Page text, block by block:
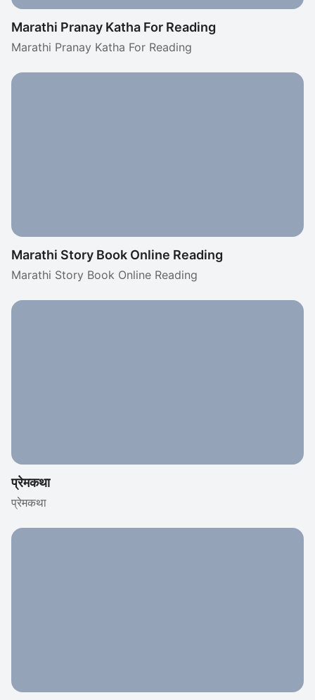
Marathi Pranay Katha For Reading
Marathi Pranay Katha For Reading
Marathi Story Book Online Reading
Marathi Story Book Online Reading
प्रेमकथा
प्रेमकथा